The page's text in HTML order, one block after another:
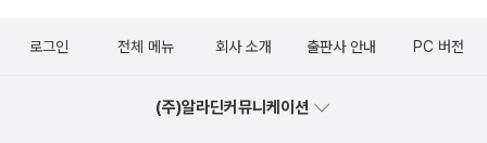
비교하면 자신감이 없어지고, 자존감이 바닥에 떨어진다.남들의 목표
게 실망하거나,무리하게 운동하다 부상을 당하기도, 운동 자체가 재
않으며 걷는 듯 뛰는 듯, 쉬지 않고 계속 그리고 꾸준히.' (29) 시작하
로그인 전체 메뉴 회사 소개 출판사 안내 PC 버전
(주)알라딘커뮤니케이션